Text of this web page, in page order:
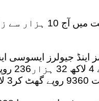
کراچی: ملک میں
اینڈ جیولرز ایسوسی
گئی۔